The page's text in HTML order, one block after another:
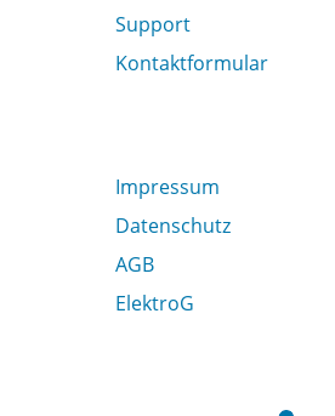
Support
Kontaktformular
Impressum
Datenschutz
AGB
ElektroG